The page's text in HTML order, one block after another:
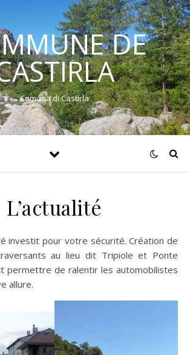
DE
Cumuna di Castirla
L’actualité
au lieu dit Tripiole et Ponte
permettre de ralentir les automobilistes
allure.